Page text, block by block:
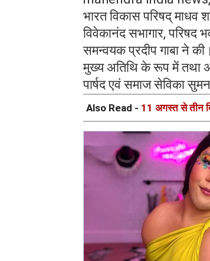
भारत विकास परिषद् माधव
विवेकानंद सभागार, परिषद
समन्वयक प्रदीप गाबा ने
मुख्य अतिथि के रूप में तथा
पार्षद एवं समाज सेविका
Also Read - 11 अगस्त से तीन